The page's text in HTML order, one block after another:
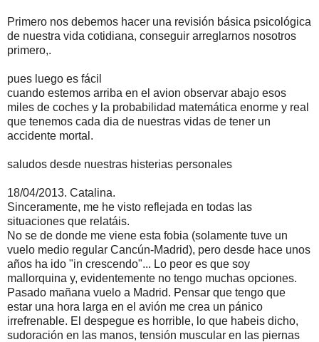
Primero nos debemos hacer una revisión básica psicológica
de nuestra vida cotidiana, conseguir arreglarnos nosotros
primero,.
pues luego es fácil
cuando estemos arriba en el avion observar abajo esos
miles de coches y la probabilidad matemática enorme y real
que tenemos cada dia de nuestras vidas de tener un
accidente mortal.
saludos desde nuestras histerias personales
18/04/2013. Catalina.
Sinceramente, me he visto reflejada en todas las
situaciones que relatáis.
No se de donde me viene esta fobia (solamente tuve un
vuelo medio regular Cancún-Madrid), pero desde hace unos
años ha ido "in crescendo"... Lo peor es que soy
mallorquina y, evidentemente no tengo muchas opciones.
Pasado mañana vuelo a Madrid. Pensar que tengo que
estar una hora larga en el avión me crea un pánico
irrefrenable. El despegue es horrible, lo que habeis dicho,
sudoración en las manos, tensión muscular en las piernas